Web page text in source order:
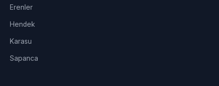
Erenler
Hendek
Karasu
Sapanca